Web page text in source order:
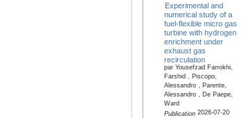
Experimental and
numerical study of a
fuel-flexible micro gas
turbine with hydrogen
enrichment under
exhaust gas
recirculation
par Yousefzad Farrokhi,
Farshid , Piscopo,
Alessandro , Parente,
Alessandro , De Paepe,
Ward
Publication2026-07-20